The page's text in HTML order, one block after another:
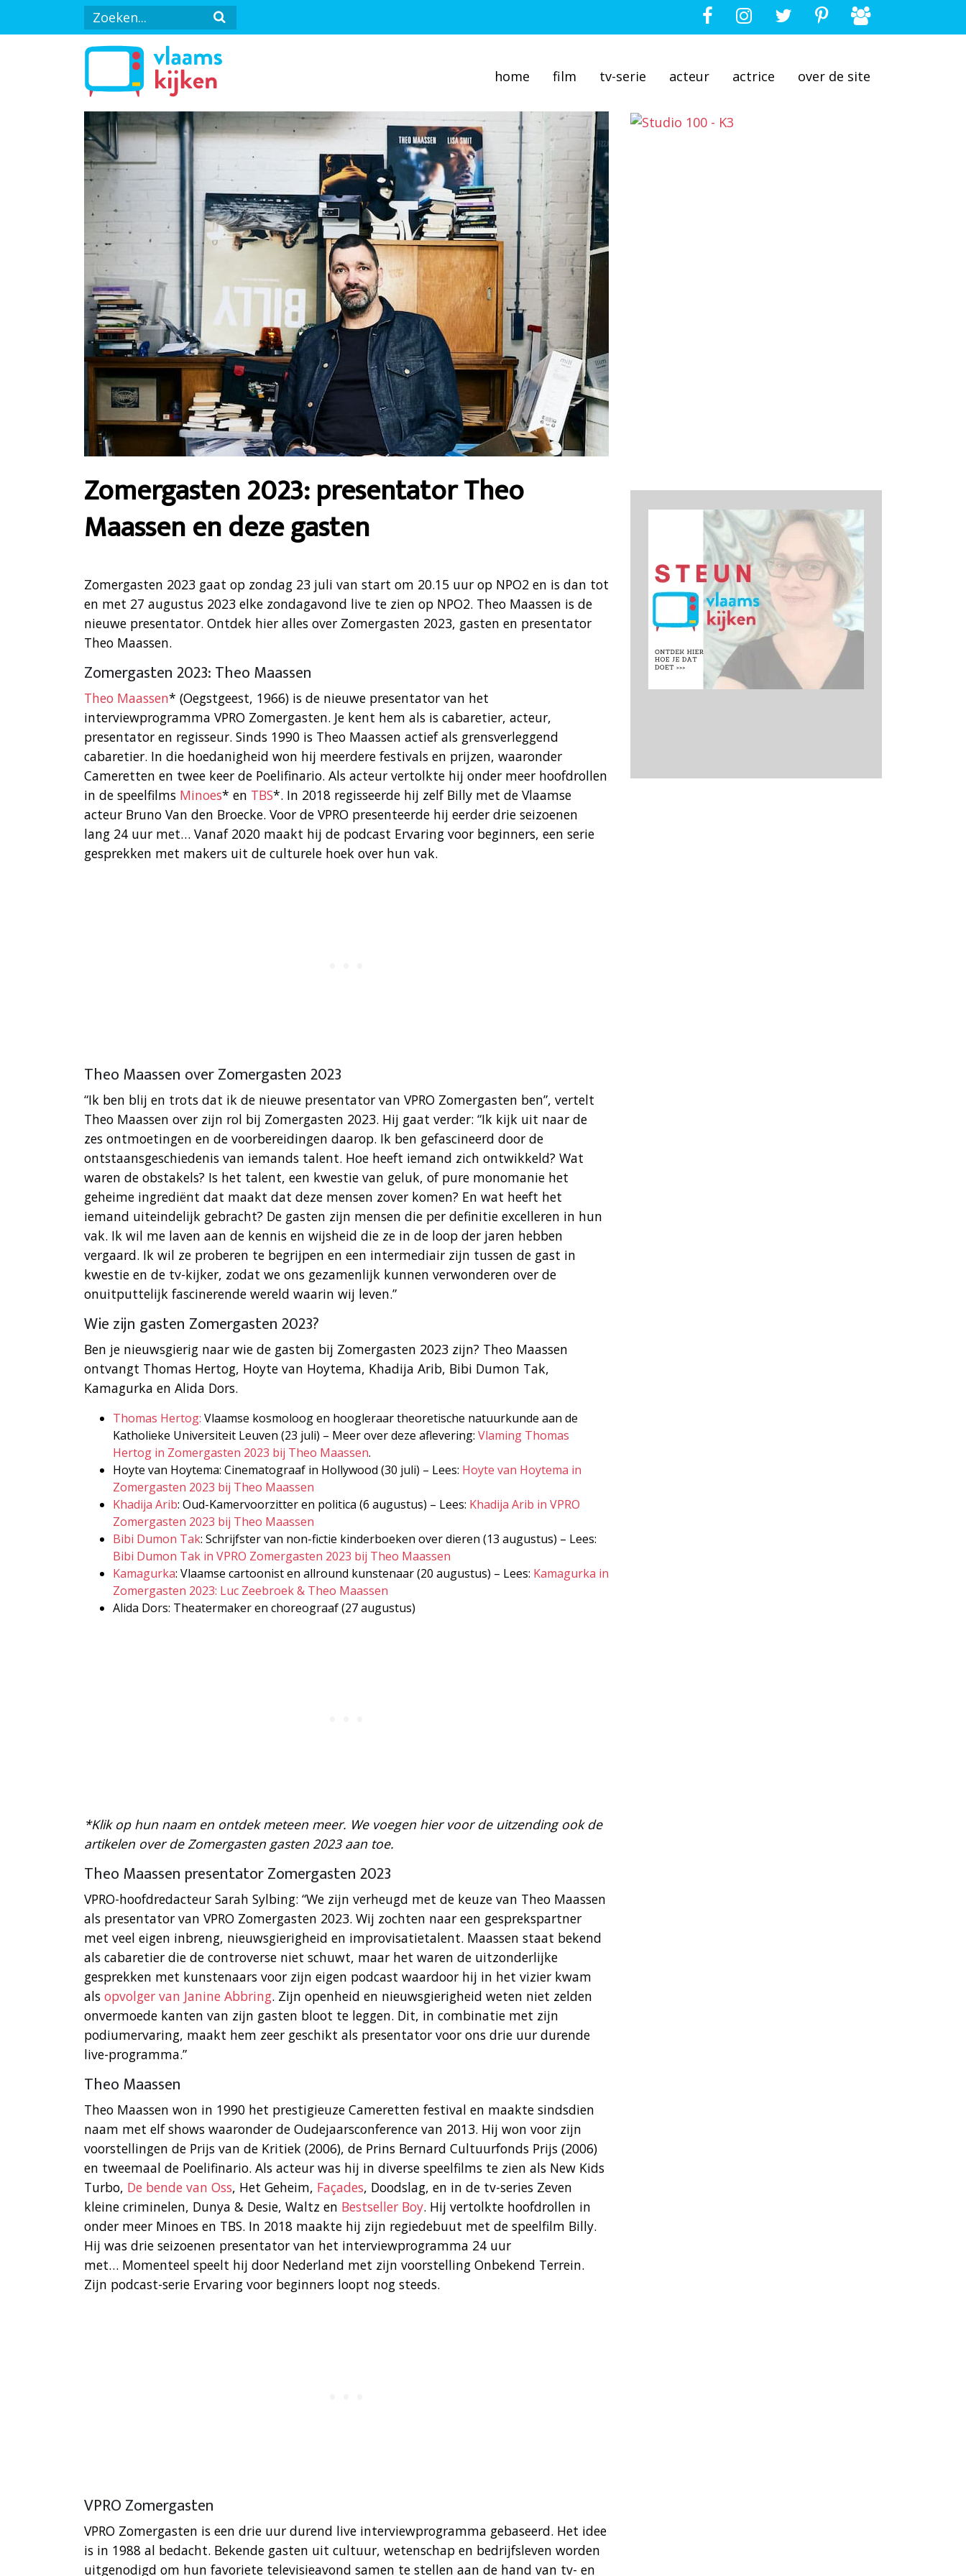
home film tv-serie acteur actrice over de site
Zomergasten 2023: presentator Theo
Maassen en deze gasten
Zomergasten 2023 gaat op zondag 23 juli van start om 20.15 uur op NPO2 en is dan tot
en met 27 augustus 2023 elke zondagavond live te zien op NPO2. Theo Maassen is de
nieuwe presentator. Ontdek hier alles over Zomergasten 2023, gasten en presentator
Theo Maassen.
Zomergasten 2023: Theo Maassen
Theo Maassen* (Oegstgeest, 1966) is de nieuwe presentator van het
interviewprogramma VPRO Zomergasten. Je kent hem als is cabaretier, acteur,
presentator en regisseur. Sinds 1990 is Theo Maassen actief als grensverleggend
cabaretier. In die hoedanigheid won hij meerdere festivals en prijzen, waaronder
Cameretten en twee keer de Poelifinario. Als acteur vertolkte hij onder meer hoofdrollen
in de speelfilms Minoes* en TBS*. In 2018 regisseerde hij zelf Billy met de Vlaamse
acteur Bruno Van den Broecke. Voor de VPRO presenteerde hij eerder drie seizoenen
lang 24 uur met… Vanaf 2020 maakt hij de podcast Ervaring voor beginners, een serie
gesprekken met makers uit de culturele hoek over hun vak.
Theo Maassen over Zomergasten 2023
“Ik ben blij en trots dat ik de nieuwe presentator van VPRO Zomergasten ben”, vertelt
Theo Maassen over zijn rol bij Zomergasten 2023. Hij gaat verder: “Ik kijk uit naar de
zes ontmoetingen en de voorbereidingen daarop. Ik ben gefascineerd door de
ontstaansgeschiedenis van iemands talent. Hoe heeft iemand zich ontwikkeld? Wat
waren de obstakels? Is het talent, een kwestie van geluk, of pure monomanie het
geheime ingrediënt dat maakt dat deze mensen zover komen? En wat heeft het
iemand uiteindelijk gebracht? De gasten zijn mensen die per definitie excelleren in hun
vak. Ik wil me laven aan de kennis en wijsheid die ze in de loop der jaren hebben
vergaard. Ik wil ze proberen te begrijpen en een intermediair zijn tussen de gast in
kwestie en de tv-kijker, zodat we ons gezamenlijk kunnen verwonderen over de
onuitputtelijk fascinerende wereld waarin wij leven.”
Wie zijn gasten Zomergasten 2023?
Ben je nieuwsgierig naar wie de gasten bij Zomergasten 2023 zijn? Theo Maassen
ontvangt Thomas Hertog, Hoyte van Hoytema, Khadija Arib, Bibi Dumon Tak,
Kamagurka en Alida Dors.
Thomas Hertog: Vlaamse kosmoloog en hoogleraar theoretische natuurkunde aan de
Katholieke Universiteit Leuven (23 juli) – Meer over deze aflevering: Vlaming Thomas
Hertog in Zomergasten 2023 bij Theo Maassen.
Hoyte van Hoytema: Cinematograaf in Hollywood (30 juli) – Lees: Hoyte van Hoytema in
Zomergasten 2023 bij Theo Maassen
Khadija Arib: Oud-Kamervoorzitter en politica (6 augustus) – Lees: Khadija Arib in VPRO
Zomergasten 2023 bij Theo Maassen
Bibi Dumon Tak: Schrijfster van non-fictie kinderboeken over dieren (13 augustus) – Lees:
Bibi Dumon Tak in VPRO Zomergasten 2023 bij Theo Maassen
Kamagurka: Vlaamse cartoonist en allround kunstenaar (20 augustus) – Lees: Kamagurka in
Zomergasten 2023: Luc Zeebroek & Theo Maassen
Alida Dors: Theatermaker en choreograaf (27 augustus)
*Klik op hun naam en ontdek meteen meer. We voegen hier voor de uitzending ook de
artikelen over de Zomergasten gasten 2023 aan toe.
Theo Maassen presentator Zomergasten 2023
VPRO-hoofdredacteur Sarah Sylbing: “We zijn verheugd met de keuze van Theo Maassen
als presentator van VPRO Zomergasten 2023. Wij zochten naar een gesprekspartner
met veel eigen inbreng, nieuwsgierigheid en improvisatietalent. Maassen staat bekend
als cabaretier die de controverse niet schuwt, maar het waren de uitzonderlijke
gesprekken met kunstenaars voor zijn eigen podcast waardoor hij in het vizier kwam
als opvolger van Janine Abbring. Zijn openheid en nieuwsgierigheid weten niet zelden
onvermoede kanten van zijn gasten bloot te leggen. Dit, in combinatie met zijn
podiumervaring, maakt hem zeer geschikt als presentator voor ons drie uur durende
live-programma.”
Theo Maassen
Theo Maassen won in 1990 het prestigieuze Cameretten festival en maakte sindsdien
naam met elf shows waaronder de Oudejaarsconference van 2013. Hij won voor zijn
voorstellingen de Prijs van de Kritiek (2006), de Prins Bernard Cultuurfonds Prijs (2006)
en tweemaal de Poelifinario. Als acteur was hij in diverse speelfilms te zien als New Kids
Turbo, De bende van Oss, Het Geheim, Façades, Doodslag, en in de tv-series Zeven
kleine criminelen, Dunya & Desie, Waltz en Bestseller Boy. Hij vertolkte hoofdrollen in
onder meer Minoes en TBS. In 2018 maakte hij zijn regiedebuut met de speelfilm Billy.
Hij was drie seizoenen presentator van het interviewprogramma 24 uur
met… Momenteel speelt hij door Nederland met zijn voorstelling Onbekend Terrein.
Zijn podcast-serie Ervaring voor beginners loopt nog steeds.
VPRO Zomergasten
VPRO Zomergasten is een drie uur durend live interviewprogramma gebaseerd. Het idee
is in 1988 al bedacht. Bekende gasten uit cultuur, wetenschap en bedrijfsleven worden
uitgenodigd om hun favoriete televisieavond samen te stellen aan de hand van tv- en